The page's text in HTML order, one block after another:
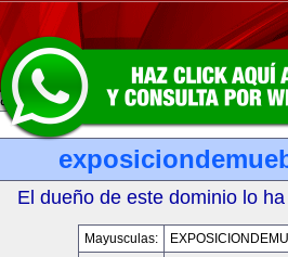
El dueño de este dominio lo
Mayusculas: